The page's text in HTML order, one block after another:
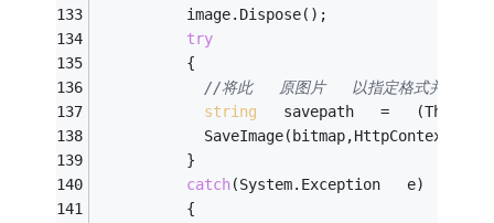
          image.Dispose();
try
          {
//将此   原图片   以指定格式并用指
string
savepath   =
          }
catch(System.Exception   e)
          {